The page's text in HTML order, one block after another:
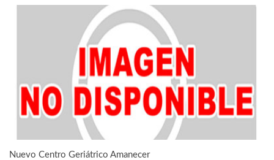
Nuevo Centro Geriátrico Amanecer